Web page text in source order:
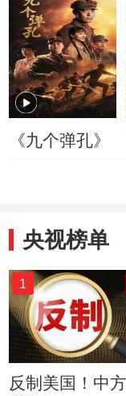
《九个弹孔》
央视榜单
1
反制美国！中